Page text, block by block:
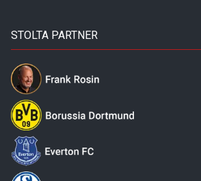
STOLTA PARTNER